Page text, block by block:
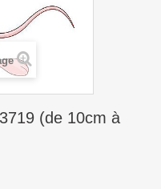
(de 10cm à